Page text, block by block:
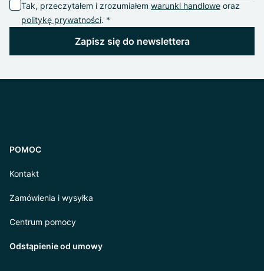
Tak, przeczytałem i zrozumiałem warunki handlowe oraz
politykę prywatności. *
Zapisz się do newslettera
POMOC
Kontakt
Zamówienia i wysyłka
Centrum pomocy
Odstąpienie od umowy